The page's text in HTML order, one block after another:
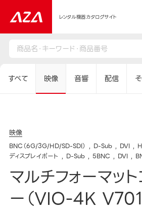
レンタル機器カタログサイト
すべて 映像 音響 配信
映像
BNC（6G/3G/HD/SD-SDI） D-Sub DVI
ディスプレイポート
D-Sub 5BNC DVI
マルチフォーマッ
ー（VIO-4K V701